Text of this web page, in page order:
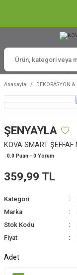
Anasayfa DEKORASYON &
ŞENYAYLA
KOVA SMART ŞEFFAF
0.0 Puan - 0 Yorum
359,99 TL
Kategori
Marka
Stok Kodu
Fiyat
Adet